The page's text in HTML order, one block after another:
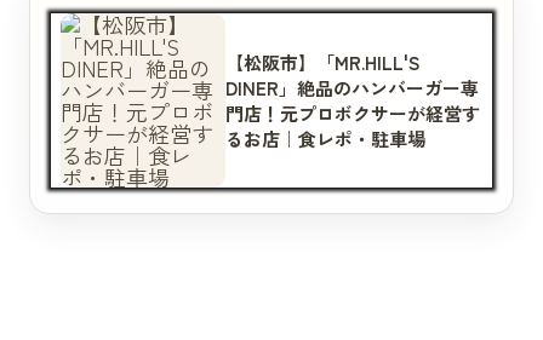
【松阪市】「MR.HILL'S
DINER」絶品のハンバーガー専
門店！元プロボクサーが経営す
るお店｜食レポ・駐車場